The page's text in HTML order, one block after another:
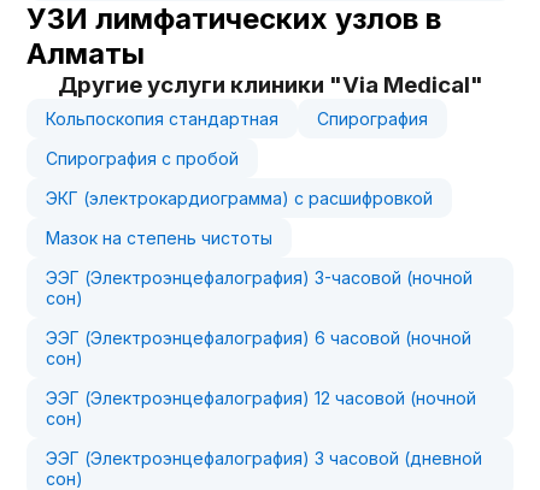
УЗИ лимфатических узлов в
Алматы
Другие услуги клиники "Via Medical"
Кольпоскопия стандартная
Спирография
Спирография с пробой
ЭКГ (электрокардиограмма) с расшифровкой
Мазок на степень чистоты
ЭЭГ (Электроэнцефалография) 3-часовой (ночной
сон)
ЭЭГ (Электроэнцефалография) 6 часовой (ночной
сон)
ЭЭГ (Электроэнцефалография) 12 часовой (ночной
сон)
ЭЭГ (Электроэнцефалография) 3 часовой (дневной
сон)